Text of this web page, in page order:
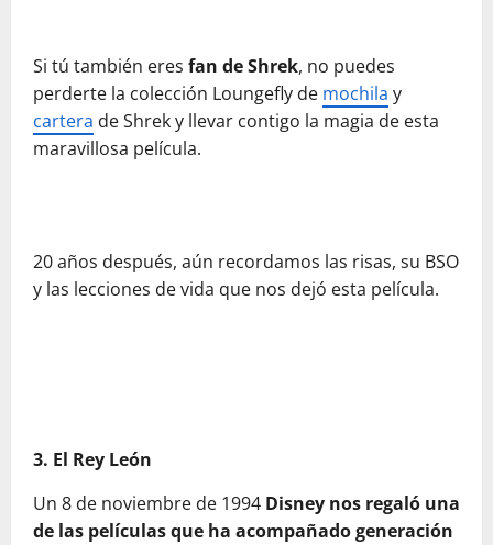
Si tú también eres fan de Shrek, no puedes
perderte la colección Loungefly de mochila y
cartera de Shrek y llevar contigo la magia de esta
maravillosa película.
20 años después, aún recordamos las risas, su BSO
y las lecciones de vida que nos dejó esta película.
3. El Rey León
Un 8 de noviembre de 1994 Disney nos regaló una
de las películas que ha acompañado generación